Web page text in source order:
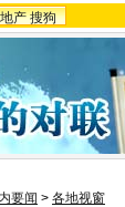
产 搜狗
要闻 > 各地视窗